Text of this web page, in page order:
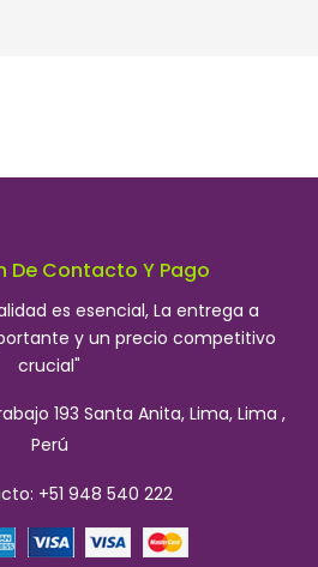
De Contacto Y Pago
es esencial, La entrega a
y un precio competitivo
crucial"
193 Santa Anita, Lima, Lima ,
Perú
+51 948 540 222